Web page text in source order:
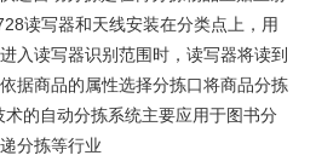
读写器和天线安装在分类点上，用
入读写器识别范围时，读写器将读到
据商品的属性选择分拣口将商品分拣
的自动分拣系统主要应用于图书分
分拣等行业